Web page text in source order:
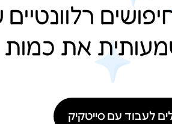
את
לעבוד עם סייטקיק